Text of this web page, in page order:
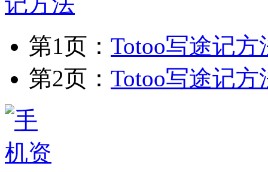
第1页： Totoo写途记方
第2页： Totoo写途记方